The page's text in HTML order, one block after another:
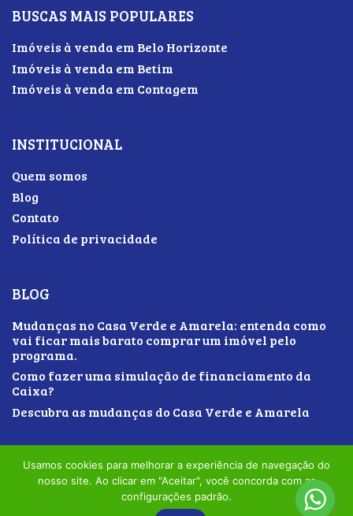
BUSCAS MAIS POPULARES
Imóveis à venda em Belo Horizonte
Imóveis à venda em Betim
Imóveis à venda em Contagem
INSTITUCIONAL
Quem somos
Blog
Contato
Política de privacidade
BLOG
Mudanças no Casa Verde e Amarela: entenda como
vai ficar mais barato comprar um imóvel pelo
programa.
Como fazer uma simulação de financiamento da
Caixa?
Descubra as mudanças do Casa Verde e Amarela
Todos os direitos reservados © 2019 Quem disse apê -
Usamos cookies para melhorar a experiência de navegação do
nosso site. Ao clicar em "Aceitar", você concorda com as
configurações padrão.